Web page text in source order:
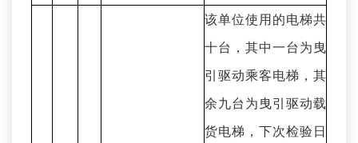
该单位使用的电梯共
十台，其中一台为曳
引驱动乘客电梯，其
余九台为曳引驱动载
货电梯，下次检验日